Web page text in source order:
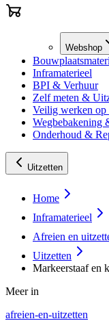
Webshop
Inframaterieel
BPI & Verhuur
Zelf meten &
Veilig werken op
Wegbebakening
Onderhoud &
Uitzetten
Home
Inframaterieel
Afreien en
Uitzetten
Markeerstaaf en
Meer in
afreien-en-uitzetten